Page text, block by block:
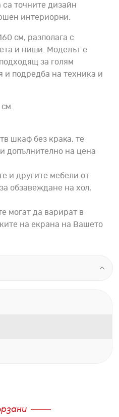
точните дизайн
интериорни.
см, разполага с
и ниши. Моделът е
за голям
и подредба на техника и
шкаф без крака, те
допълнително на цена
и другите мебели от
обзавеждане на хол,
могат да варират в
на екрана на Вашето